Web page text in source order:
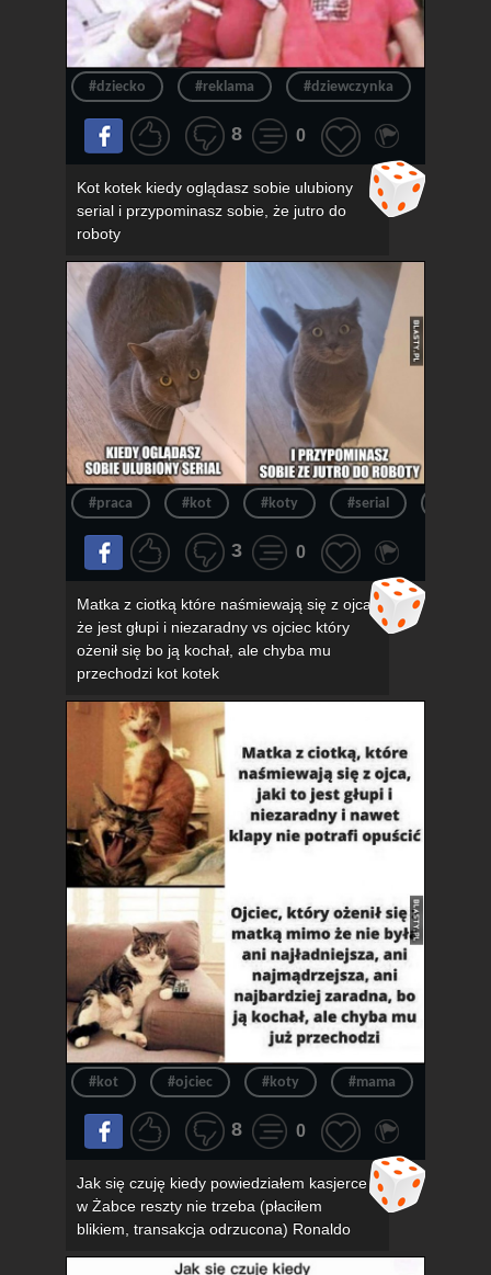
#dziecko #reklama #dziewczynka
8 0
Kot kotek kiedy oglądasz sobie ulubiony
serial i przypominasz sobie, że jutro do
roboty
#praca #kot #koty #serial
3 0
Matka z ciotką które naśmiewają się z ojca,
że jest głupi i niezaradny vs ojciec który
ożenił się bo ją kochał, ale chyba mu
przechodzi kot kotek
#kot #ojciec #koty #mama
8 0
Jak się czuję kiedy powiedziałem kasjerce
w Żabce reszty nie trzeba (płaciłem
blikiem, transakcja odrzucona) Ronaldo